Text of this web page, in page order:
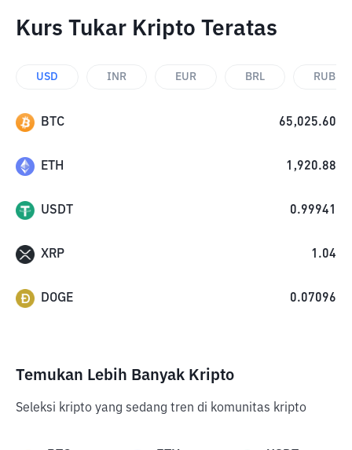
Kurs Tukar Kripto Teratas
USD INR EUR BRL RUB
BTC 65,025.60
ETH 1,920.88
USDT 0.99941
XRP 1.04
DOGE 0.07096
Temukan Lebih Banyak Kripto
Seleksi kripto yang sedang tren di komunitas kripto